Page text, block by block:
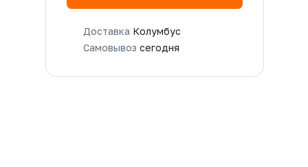
Доставка Колумбус
Самовывоз сегодня